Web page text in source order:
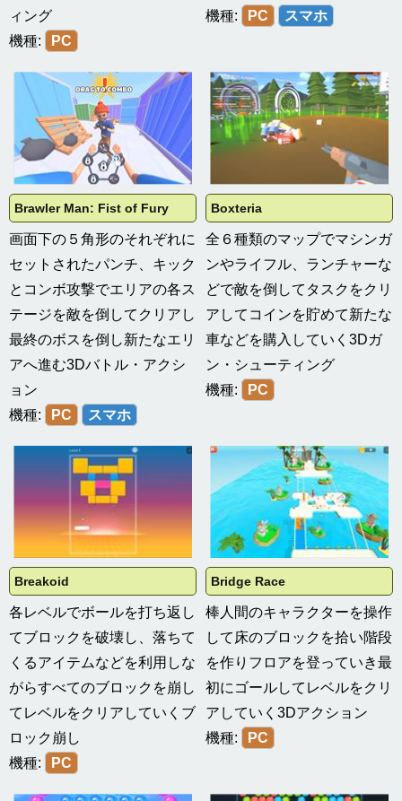
ィング
機種:
PC
機種: PC スマホ
Brawler Man: Fist of Fury
画面下の５角形のそれぞれに
セットされたパンチ、キック
とコンボ攻撃でエリアの各ス
テージを敵を倒してクリアし
最終のボスを倒し新たなエリ
アへ進む3Dバトル・アクシ
ョン
機種:
PC スマホ
Boxteria
全６種類のマップでマシンガ
ンやライフル、ランチャーな
どで敵を倒してタスクをクリ
アしてコインを貯めて新たな
車などを購入していく3Dガ
ン・シューティング
機種:
PC
Breakoid
各レベルでボールを打ち返し
てブロックを破壊し、落ちて
くるアイテムなどを利用しな
がらすべてのブロックを崩し
てレベルをクリアしていくブ
ロック崩し
機種:
PC
Bridge Race
棒人間のキャラクターを操作
して床のブロックを拾い階段
を作りフロアを登っていき最
初にゴールしてレベルをクリ
アしていく3Dアクション
機種:
PC